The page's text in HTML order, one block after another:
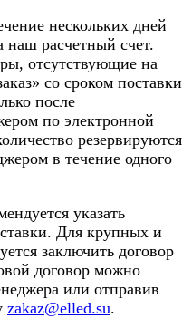
нескольких дней
наш расчетный счет.
отсутствующие на
со сроком поставки
после
по электронной
резервируются
в течение одного
указать
Для крупных и
заключить договор
договор можно
или отправив
zakaz@elled.su.